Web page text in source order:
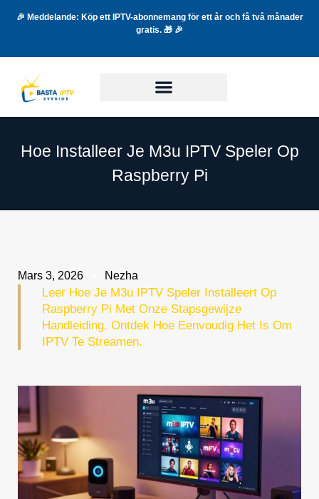
🎉 Meddelande: Köp ett IPTV-abonnemang för ett år och få två månader
gratis. 🎁 🎉
Hoe Installeer Je M3u IPTV Speler Op
Raspberry Pi
Mars 3, 2026 Nezha
Leer Hoe Je M3u IPTV Speler Installeert Op
Raspberry Pi Met Onze Stapsgewijze
Handleiding. Ontdek Hoe Eenvoudig Het Is Om
IPTV Te Streamen.